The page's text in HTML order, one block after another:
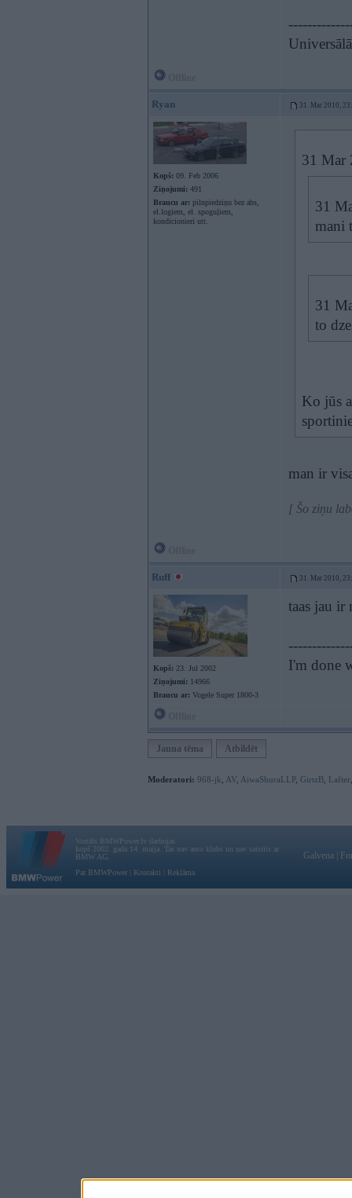
Ryan 31. Mar 2010,
Kopš: 09. Feb 2006
Ziņojumi: 491
Braucu ar: pilnpiedziņu bez abs,
el.logiem, el. spoguļiem,
kondicionieri utt.
31 Mar
31
mani
31
to
Ko jūs
man ir
[ Šo ziņu
Ruff 31. Mar 2010,
Kopš: 23. Jul 2002
Ziņojumi: 14966
Braucu ar: Vogele Super 1800-3
taas jau ir
I'm done
Jauna tēma Atbildēt
Moderatori: 968-jk AV AiwaShuraLLP, GirtzB Lafter
Vortāls BMWPower.lv darbojas
kopš 2002. gada 14. maija. Tas nav auto klubs un nav saistīts ar
BMW AG.
Par BMWPower
Kontakti Reklāma
Galvena